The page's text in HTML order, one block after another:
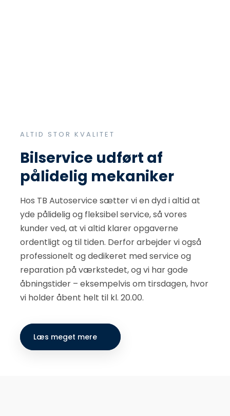
ALTID STOR KVALITET
Bilservice udført af
pålidelig mekaniker
Hos TB Autoservice sætter vi en dyd i altid at
yde pålidelig og fleksibel service, så vores
kunder ved, at vi altid klarer opgaverne
ordentligt og til tiden. Derfor arbejder vi også
professionelt og dedikeret med service og
reparation på værkstedet, og vi har gode
åbningstider – eksempelvis om tirsdagen, hvor
vi holder åbent helt til kl. 20.00.
Læs meget mere